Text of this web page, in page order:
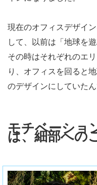
現在のオフィスデザイ
して、以前は「地球を
その時はそれぞれのエ
り、オフィスを回ると
のデザインにしていたん
モチベーショ
は、細部への